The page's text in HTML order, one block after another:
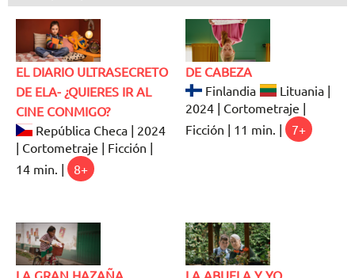
EL DIARIO ULTRASECRETO
DE ELA- ¿QUIERES IR AL
CINE CONMIGO?
República Checa | 2024
| Cortometraje | Ficción |
14 min. |
8+
DE CABEZA
Finlandia
Lituania |
2024 | Cortometraje |
Ficción | 11 min. |
7+
LA GRAN HAZAÑA
LA ABUELA Y YO